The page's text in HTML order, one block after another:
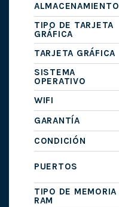
ALMACENAMIENTO
TIPO DE TARJETA
GRÁFICA
TARJETA GRÁFICA
SISTEMA
OPERATIVO
WIFI
GARANTÍA
CONDICIÓN
PUERTOS
TIPO DE MEMORIA
RAM